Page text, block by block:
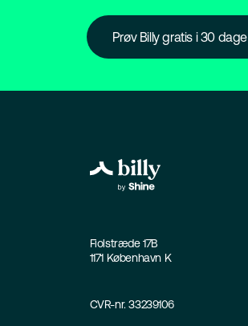
Prøv Billy gratis i 30 dage
Fiolstræde 17B
1171 København K
CVR-nr. 33239106